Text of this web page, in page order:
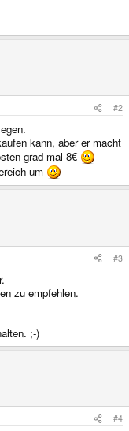
#2
kann, aber er macht
grad mal 8€
um
#3
zu empfehlen.
;-)
#4